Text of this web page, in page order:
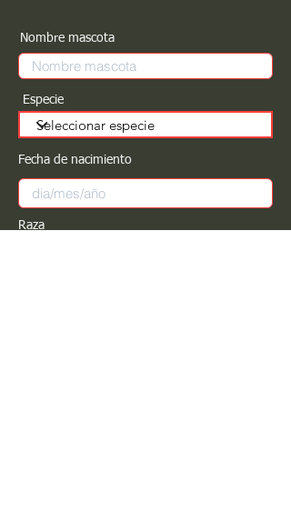
Nombre mascota
Especie
Fecha de nacimiento
Raza